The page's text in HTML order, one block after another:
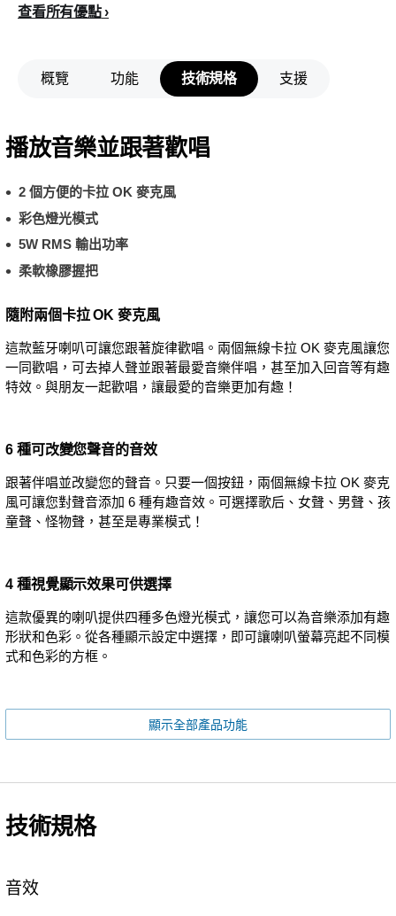
查看所有優點
概覽 功能 技術規格 支援
播放音樂並跟著歡唱
2 個方便的卡拉 OK 麥克風
彩色燈光模式
5W RMS 輸出功率
柔軟橡膠握把
隨附兩個卡拉 OK 麥克風
這款藍牙喇叭可讓您跟著旋律歡唱。兩個無線卡拉 OK 麥克風讓您
一同歡唱，可去掉人聲並跟著最愛音樂伴唱，甚至加入回音等有趣
特效。與朋友一起歡唱，讓最愛的音樂更加有趣！
6 種可改變您聲音的音效
跟著伴唱並改變您的聲音。只要一個按鈕，兩個無線卡拉 OK 麥克
風可讓您對聲音添加 6 種有趣音效。可選擇歌后、女聲、男聲、孩
童聲、怪物聲，甚至是專業模式！
4 種視覺顯示效果可供選擇
這款優異的喇叭提供四種多色燈光模式，讓您可以為音樂添加有趣
形狀和色彩。從各種顯示設定中選擇，即可讓喇叭螢幕亮起不同模
式和色彩的方框。
顯示全部產品功能
技術規格
音效